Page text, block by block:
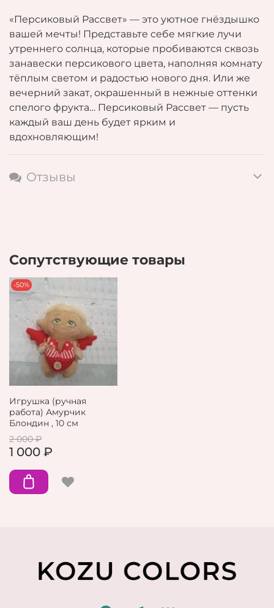
«Персиковый Рассвет» — это уютное гнёздышко
вашей мечты! Представьте себе мягкие лучи
утреннего солнца, которые пробиваются сквозь
занавески персикового цвета, наполняя комнату
тёплым светом и радостью нового дня. Или же
вечерний закат, окрашенный в нежные оттенки
спелого фрукта… Персиковый Рассвет — пусть
каждый ваш день будет ярким и
вдохновляющим!
Отзывы
Сопутствующие товары
-50%
Игрушка (ручная
работа) Амурчик
Блондин , 10 см
2 000 ₽
1 000 ₽